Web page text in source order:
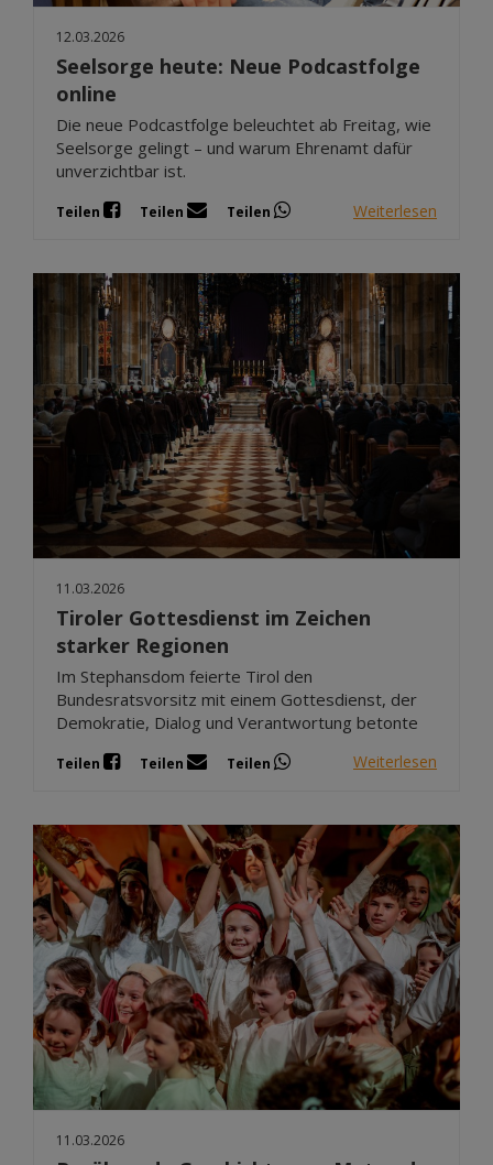
12.03.2026
Seelsorge heute: Neue Podcastfolge
online
Die neue Podcastfolge beleuchtet ab Freitag, wie
Seelsorge gelingt – und warum Ehrenamt dafür
unverzichtbar ist.
Teilen Teilen Teilen Weiterlesen
11.03.2026
Tiroler Gottesdienst im Zeichen
starker Regionen
Im Stephansdom feierte Tirol den
Bundesratsvorsitz mit einem Gottesdienst, der
Demokratie, Dialog und Verantwortung betonte
Teilen Teilen Teilen Weiterlesen
11.03.2026